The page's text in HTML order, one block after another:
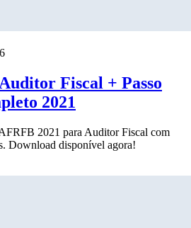
Fiscal + Passo
2021
2021 para Auditor Fiscal com
Download disponível agora!